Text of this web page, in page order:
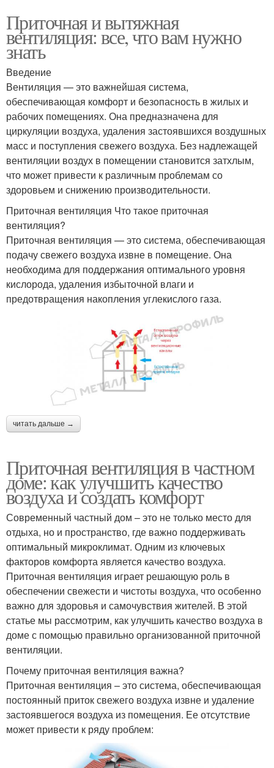
Приточная и вытяжная
вентиляция: все, что вам нужно
знать
Введение
Вентиляция — это важнейшая система,
обеспечивающая комфорт и безопасность в жилых и
рабочих помещениях. Она предназначена для
циркуляции воздуха, удаления застоявшихся воздушных
масс и поступления свежего воздуха. Без надлежащей
вентиляции воздух в помещении становится затхлым,
что может привести к различным проблемам со
здоровьем и снижению производительности.
Приточная вентиляция Что такое приточная
вентиляция?
Приточная вентиляция — это система, обеспечивающая
подачу свежего воздуха извне в помещение. Она
необходима для поддержания оптимального уровня
кислорода, удаления избыточной влаги и
предотвращения накопления углекислого газа.
читать дальше →
Приточная вентиляция в частном
доме: как улучшить качество
воздуха и создать комфорт
Современный частный дом – это не только место для
отдыха, но и пространство, где важно поддерживать
оптимальный микроклимат. Одним из ключевых
факторов комфорта является качество воздуха.
Приточная вентиляция играет решающую роль в
обеспечении свежести и чистоты воздуха, что особенно
важно для здоровья и самочувствия жителей. В этой
статье мы рассмотрим, как улучшить качество воздуха в
доме с помощью правильно организованной приточной
вентиляции.
Почему приточная вентиляция важна?
Приточная вентиляция – это система, обеспечивающая
постоянный приток свежего воздуха извне и удаление
застоявшегося воздуха из помещения. Ее отсутствие
может привести к ряду проблем: